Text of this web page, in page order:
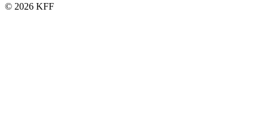
© 2026 KFF